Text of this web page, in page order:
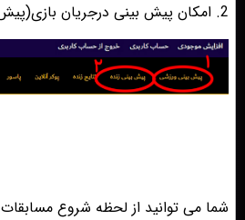
2. امکان پیش بینی درجریان بازی(پیش بینی زنده) .
شما می توانید از لحظه شروع مسابقات